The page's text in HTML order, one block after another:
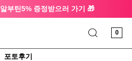
알부틴5% 증정받으러 가기 🎁
0
포토후기